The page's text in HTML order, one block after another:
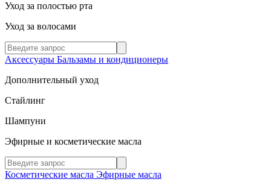
Уход за полостью рта
Уход за волосами
Аксессуары Бальзамы и кондиционеры
Дополнительный уход
Стайлинг
Шампуни
Эфирные и косметические масла
Косметические масла Эфирные масла